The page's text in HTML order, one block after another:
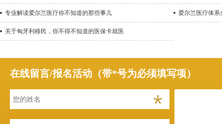
专业解读爱尔兰医疗你不知道的那些事儿 爱尔兰医疗体系
关于匈牙利移民，你不得不知道的医保卡就医
在线留言/报名活动（带*号为必须填写项）